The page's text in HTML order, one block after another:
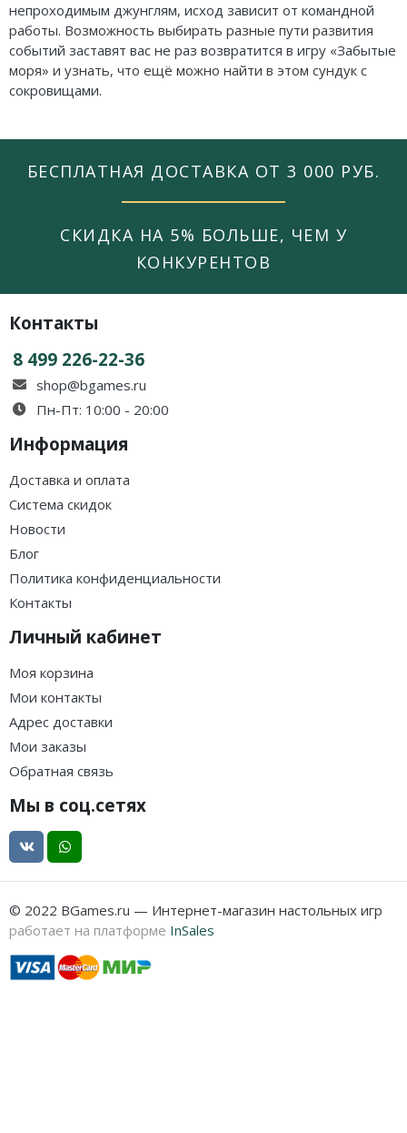
непроходимым джунглям, исход зависит от командной
работы. Возможность выбирать разные пути развития
событий заставят вас не раз возвратится в игру «Забытые
моря» и узнать, что ещё можно найти в этом сундук с
сокровищами.
БЕСПЛАТНАЯ ДОСТАВКА ОТ 3 000 РУБ.
СКИДКА НА 5% БОЛЬШЕ, ЧЕМ У
КОНКУРЕНТОВ
Контакты
8 499 226-22-36
shop@bgames.ru
Пн-Пт: 10:00 - 20:00
Информация
Доставка и оплата
Система скидок
Новости
Блог
Политика конфиденциальности
Контакты
Личный кабинет
Моя корзина
Мои контакты
Адрес доставки
Мои заказы
Обратная связь
Мы в соц.сетях
© 2022 BGames.ru — Интернет-магазин настольных игр
работает на платформе InSales